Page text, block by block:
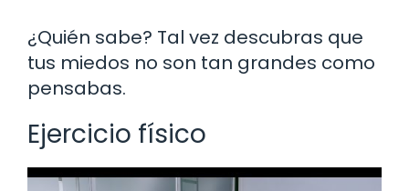
¿Quién sabe? Tal vez descubras que
tus miedos no son tan grandes como
pensabas.
Ejercicio físico